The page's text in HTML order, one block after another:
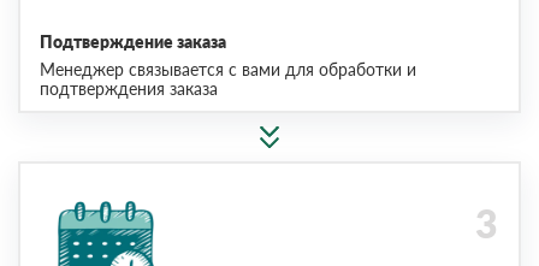
Подтверждение заказа
Менеджер связывается с вами для обработки и
подтверждения заказа